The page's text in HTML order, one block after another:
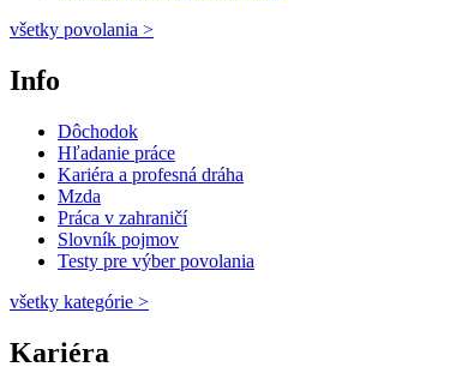
všetky povolania >
Info
Dôchodok
Hľadanie práce
Kariéra a profesná dráha
Mzda
Práca v zahraničí
Slovník pojmov
Testy pre výber povolania
všetky kategórie >
Kariéra